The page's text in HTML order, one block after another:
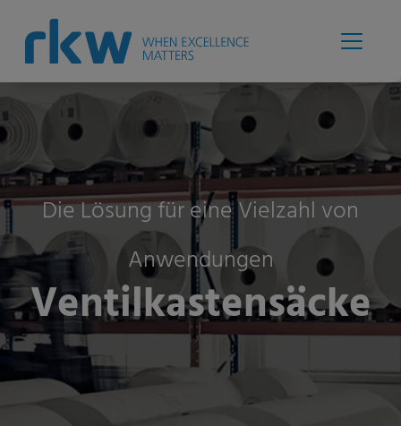
Die Lösung für eine Vielzahl von
Anwendungen
Ventilkastensäcke